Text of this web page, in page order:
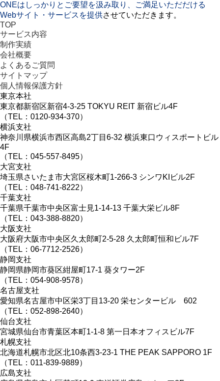
ONEはしっかりとご要望を汲み取り、ご満足いただだける
Webサイト・サービスを提供させていただきます。
TOP
サービス内容
制作実績
会社概要
よくあるご質問
サイトマップ
個人情報保護方針
東京本社
東京都新宿区新宿4-3-25 TOKYU REIT 新宿ビル4F
（TEL：0120-934-370）
横浜支社
神奈川県横浜市西区高島2丁目6-32 横浜東口ウィスポートビル
4F
（TEL：045-557-8495）
大宮支社
埼玉県さいたま市大宮区桜木町1-266-3 シンワKIビル2F
（TEL：048-741-8222）
千葉支社
千葉県千葉市中央区富士見1-14-13 千葉大栄ビル8F
（TEL：043-388-8820）
大阪支社
大阪府大阪市中央区久太郎町2-5-28 久太郎町恒和ビル7F
（TEL：06-7712-2526）
静岡支社
静岡県静岡市葵区紺屋町17-1 葵タワー2F
（TEL：054-908-9578）
名古屋支社
愛知県名古屋市中区栄3丁目13-20 栄センタービル 602
（TEL：052-898-2640）
仙台支社
宮城県仙台市青葉区本町1-1-8 第一日本オフィスビル7F
札幌支社
北海道札幌市北区北10条西3-23-1 THE PEAK SAPPORO 1F
（TEL：011-839-9889）
広島支社